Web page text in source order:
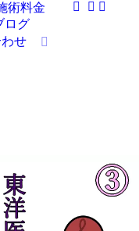
術料金
ログ
せ